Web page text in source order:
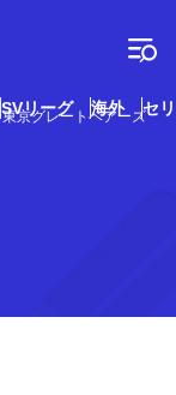
SVリーグ 海外 セ
東京グレートベアーズ